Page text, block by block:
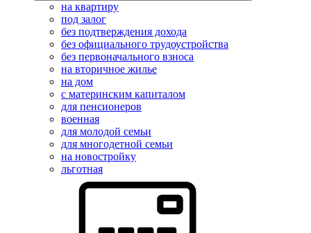
на квартиру
под залог
без подтверждения дохода
без официального трудоустройства
без первоначального взноса
на вторичное жилье
на дом
с материнским капиталом
для пенсионеров
военная
для молодой семьи
для многодетной семьи
на новостройку
льготная